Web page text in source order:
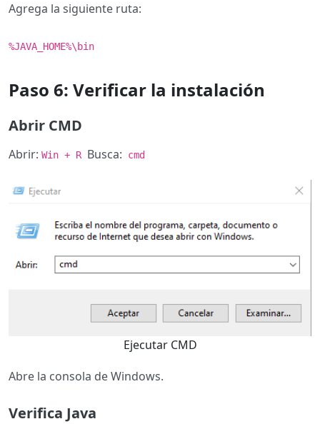
Agrega la siguiente ruta:
%JAVA_HOME%\bin
Paso 6: Verificar la instalación
Abrir CMD
Abrir: Win + R Busca: cmd
Ejecutar CMD
Abre la consola de Windows.
Verifica Java